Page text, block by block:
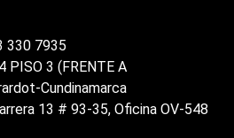
330 7935
PISO 3 (FRENTE A
Cundinamarca
13 # 93-35, Oficina OV-548